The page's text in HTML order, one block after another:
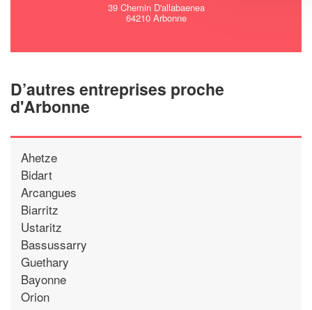
39 Chemin D'allabaenea
64210 Arbonne
D’autres entreprises proche
d'Arbonne
Ahetze
Bidart
Arcangues
Biarritz
Ustaritz
Bassussarry
Guethary
Bayonne
Orion